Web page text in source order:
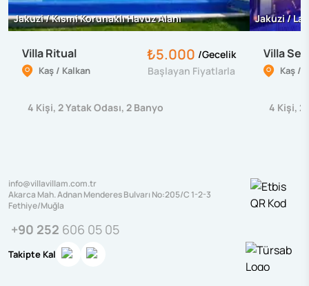
Jakuzi / Kısmi Korunaklı Havuz Alanı
Villa Ritual
Kaş / Kalkan
₺5.000 /Gecelik
Başlayan Fiyatlarla
4 Kişi, 2Yatak Odası, 2 Banyo
Jakuzi /
Villa
Kaş /
4 Kişi, 2
info@villavillam.com.tr
Akarca Mah. Adnan Menderes Bulvarı No:205/C 1-2-3
Fethiye/Muğla
+90 252 606 05 05
Takipte Kal